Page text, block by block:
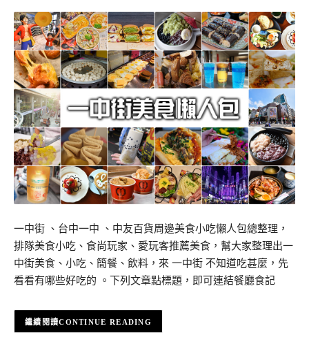
一中街 、台中一中 、中友百貨周邊美食小吃懶人包總整理，
排隊美食小吃、食尚玩家、愛玩客推薦美食，幫大家整理出一
中街美食、小吃、簡餐、飲料，來 一中街 不知道吃甚麼，先
看看有哪些好吃的 。下列文章點標題，即可連結餐廳食記
CONTINUE READING